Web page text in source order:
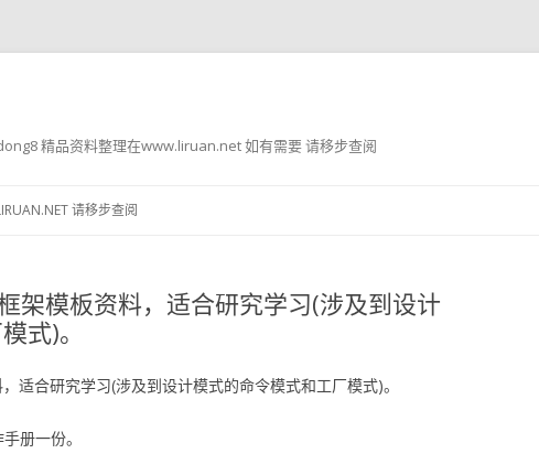
精品资料整理在www.liruan.net 如有需要 请移步查阅
请移步查阅
架模板资料，适合研究学习(涉及到设计
式)。
适合研究学习(涉及到设计模式的命令模式和工厂模式)。
册一份。